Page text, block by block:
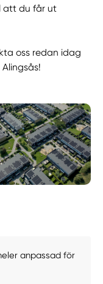
att du får ut
oss redan idag
anpassad för